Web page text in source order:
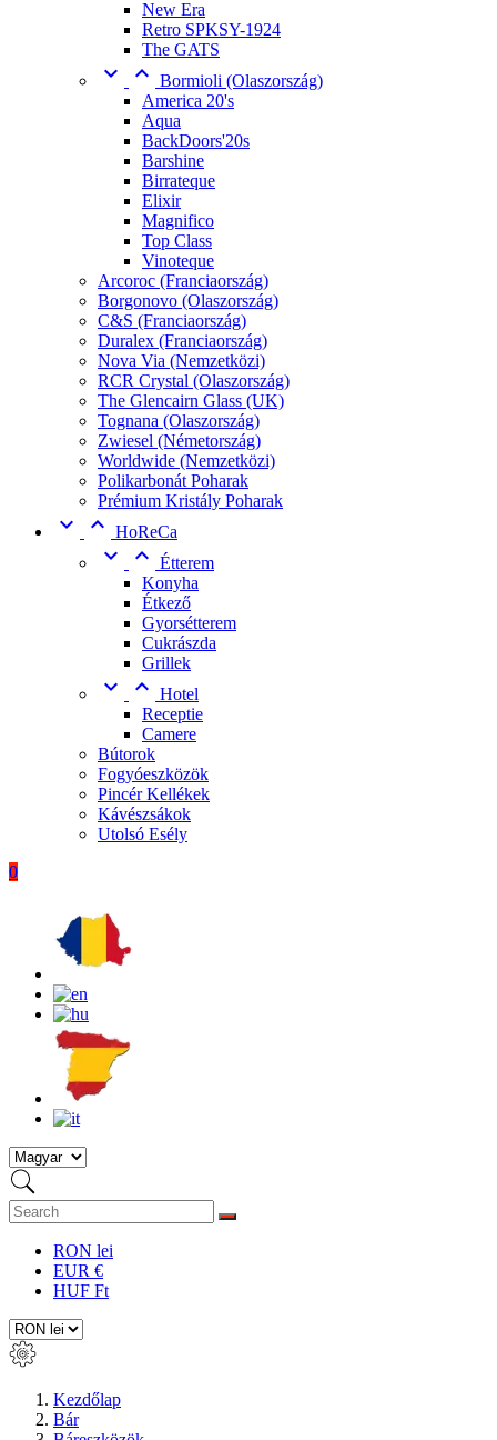
New Era
Retro SPKSY-1924
The GATS
  Bormioli (Olaszország)
America 20's
Aqua
BackDoors'20s
Barshine
Birrateque
Elixir
Magnifico
Top Class
Vinoteque
Arcoroc (Franciaország)
Borgonovo (Olaszország)
C&S (Franciaország)
Duralex (Franciaország)
Nova Via (Nemzetközi)
RCR Crystal (Olaszország)
The Glencairn Glass (UK)
Tognana (Olaszország)
Zwiesel (Németország)
Worldwide (Nemzetközi)
Polikarbonát Poharak
Prémium Kristály Poharak
  HoReCa
  Étterem
Konyha
Étkező
Gyorsétterem
Cukrászda
Grillek
  Hotel
Receptie
Camere
Bútorok
Fogyóeszközök
Pincér Kellékek
Kávészsákok
Utolsó Esély
0
RON lei
EUR €
HUF Ft
Kezdőlap
Bár